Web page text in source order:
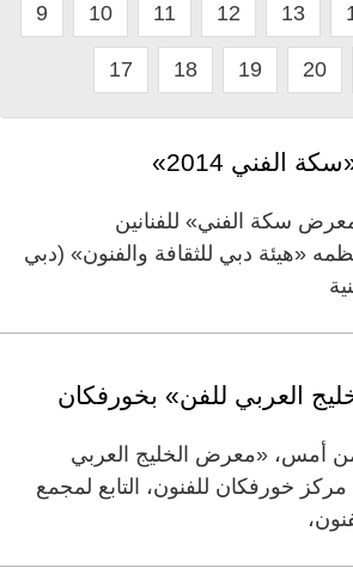
9 10 11 12 13
17 18 19 20
الفني 2014»
سكة الفني» للفنانين
«هيئة دبي للثقافة والفنون» (دبي
أمس، «معرض الخليج العربي
خورفكان للفنون، التابع لمجمع